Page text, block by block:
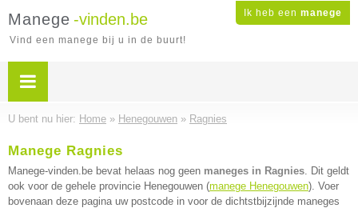
Ik heb een manege
Manege -vinden.be
Vind een manege bij u in de buurt!
U bent nu hier: Home » Henegouwen » Ragnies
Manege Ragnies
Manege-vinden.be bevat helaas nog geen maneges in Ragnies. Dit geldt
ook voor de gehele provincie Henegouwen (manege Henegouwen). Voer
bovenaan deze pagina uw postcode in voor de dichtstbijzijnde maneges